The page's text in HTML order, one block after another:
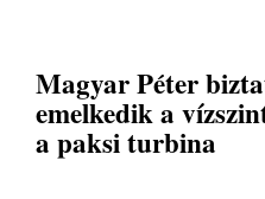
Magyar Péter
emelkedik a
a paksi turbina